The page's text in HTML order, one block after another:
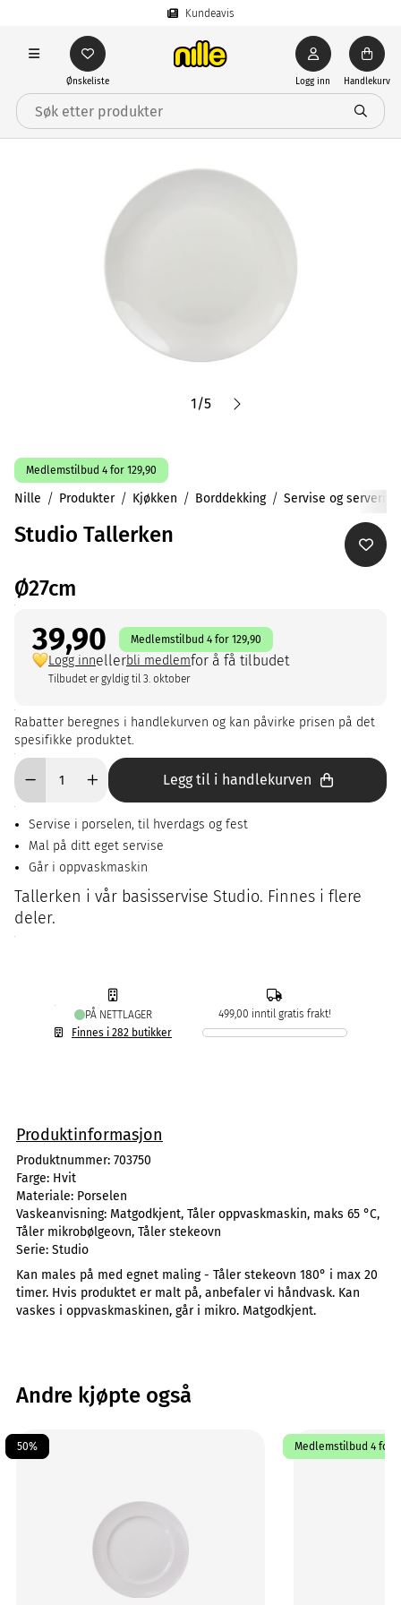
Kundeavis
Ønskeliste Logg inn Handlekurv
1/5
Medlemstilbud 4 for 129,90
Nille Produkter Kjøkken Borddekking Servise og
Studio Tallerken
Ø27cm
39,90 Medlemstilbud 4 for 129,90
Logg innellerbli medlemfor å få tilbudet
Tilbudet er gyldig til 3. oktober
Rabatter beregnes i handlekurven og kan påvirke prisen på det
spesifikke produktet.
Legg til i handlekurven
Servise i porselen, til hverdags og fest
Mal på ditt eget servise
Går i oppvaskmaskin
Tallerken i vår basisservise Studio. Finnes i flere
deler.
PÅ NETTLAGER
Finnes i 282 butikker
499,00 inntil gratis frakt!
Produktinformasjon
Produktnummer: 703750
Farge: Hvit
Materiale: Porselen
Vaskeanvisning: Matgodkjent, Tåler oppvaskmaskin, maks 65 °C,
Tåler mikrobølgeovn, Tåler stekeovn
Serie: Studio
Kan males på med egnet maling - Tåler stekeovn 180° i max 20
timer. Hvis produktet er malt på, anbefaler vi håndvask. Kan
vaskes i oppvaskmaskinen, går i mikro. Matgodkjent.
Andre kjøpte også
50% Medlemstilbud 4 for